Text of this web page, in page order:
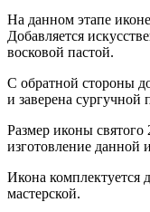
На данном этапе
Добавляется
восковой пастой.
С обратной стороны
и заверена сургучной
Размер иконы
изготовление данной
Икона комплектуется
мастерской.